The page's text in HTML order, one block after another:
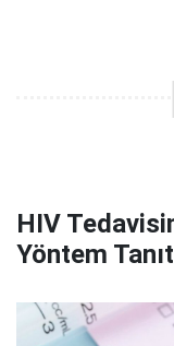
HIV
Yöntem